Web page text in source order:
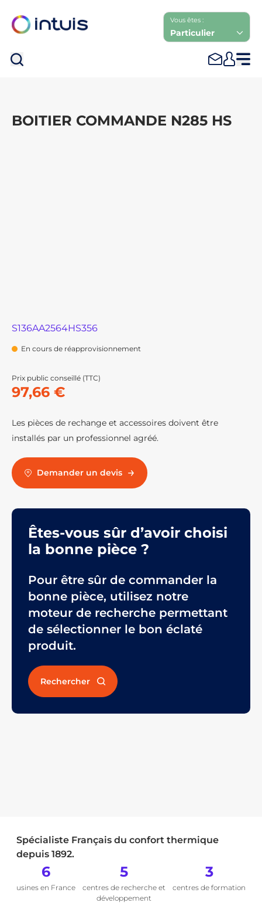
Vous êtes :
Particulier
BOITIER COMMANDE N285 HS
S136AA2564HS356
En cours de réapprovisionnement
Prix public conseillé (TTC)
97,66 €
Les pièces de rechange et accessoires doivent être
installés par un professionnel agréé.
Demander un devis
Êtes-vous sûr d’avoir choisi
la bonne pièce ?
Pour être sûr de commander la
bonne pièce, utilisez notre
moteur de recherche permettant
de sélectionner le bon éclaté
produit.
Rechercher
Spécialiste Français du confort thermique
depuis 1892.
6
usines en France
5
centres de recherche et
développement
3
centres de formation